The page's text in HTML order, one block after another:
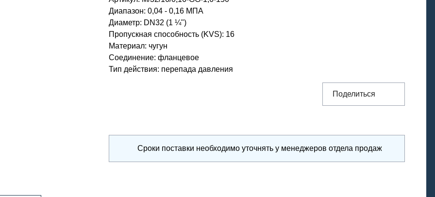
Диапазон: 0,04 - 0,16 МПА
Диаметр: DN32 (1 ¼")
Пропускная способность (KVS): 16
Материал: чугун
Соединение: фланцевое
Тип действия: перепада давления
Поделиться
Сроки поставки необходимо уточнять у менеджеров отдела продаж